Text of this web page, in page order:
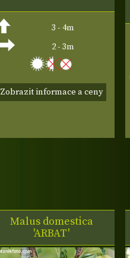
3 - 4m
2 - 3m
Zobrazit informace a ceny
Malus domestica
'ARBAT'